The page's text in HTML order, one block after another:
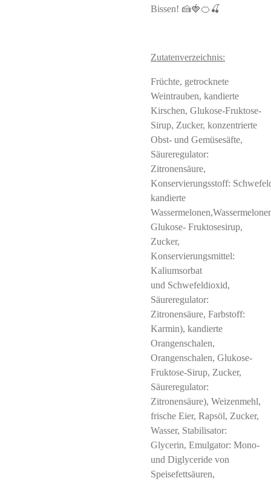
Bissen! 🍰🍓🍊🍒
Zutatenverzeichnis:
Früchte, getrocknete
Weintrauben, kandierte
Kirschen, Glukose-Fruktose-
Sirup, Zucker, konzentrierte
Obst- und Gemüsesäfte,
Säureregulator:
Zitronensäure,
Konservierungsstoff:
kandierte
Glukose- Fruktosesirup,
Zucker,
Konservierungsmittel:
Kaliumsorbat
und Schwefeldioxid,
Säureregulator:
Zitronensäure, Farbstoff:
Karmin), kandierte
Orangenschalen,
Orangenschalen, Glukose-
Fruktose-Sirup, Zucker,
Säureregulator:
Zitronensäure), Weizenmehl,
frische Eier, Rapsöl, Zucker,
Wasser, Stabilisator:
Glycerin, Emulgator: Mono-
und Diglyceride von
Speisefettsäuren,